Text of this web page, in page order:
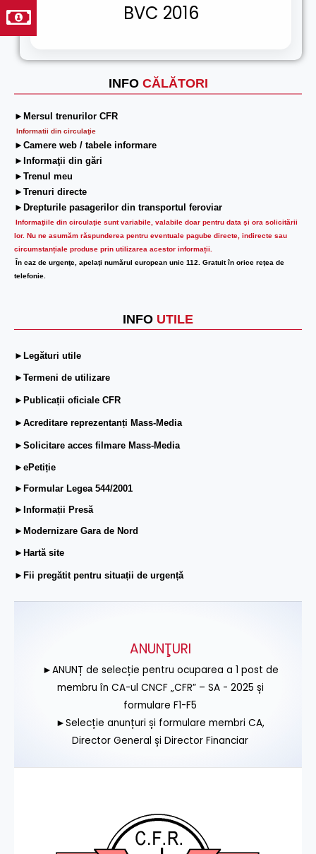
INFO CĂLĂTORI
►Mersul trenurilor CFR
Informatii din circulaţie
►Camere web / tabele informare
►Informaţii din gări
►Trenul meu
►Trenuri directe
►Drepturile pasagerilor din transportul feroviar
Informaţiile din circulaţie sunt variabile, valabile doar pentru data şi ora solicitării
lor. Nu ne asumăm răspunderea pentru eventuale pagube directe, indirecte sau
circumstanțiale produse prin utilizarea acestor informații.
În caz de urgenţe, apelaţi numărul european unic 112. Gratuit în orice reţea de
telefonie.
INFO UTILE
►Legături utile
►Termeni de utilizare
►Publicații oficiale CFR
►Acreditare reprezentanți Mass-Media
►Solicitare acces filmare Mass-Media
►ePetiție
►Formular Legea 544/2001
►Informații Presă
►Modernizare Gara de Nord
►Hartă site
►Fii pregătit pentru situații de urgență
BVC 2016
ANUNŢURI
►ANUNȚ de selecție pentru ocuparea a 1 post de
membru în CA-ul CNCF „CFR” – SA - 2025 și
formulare F1-F5
►Selecție anunțuri și formulare membri CA,
Director General și Director Financiar